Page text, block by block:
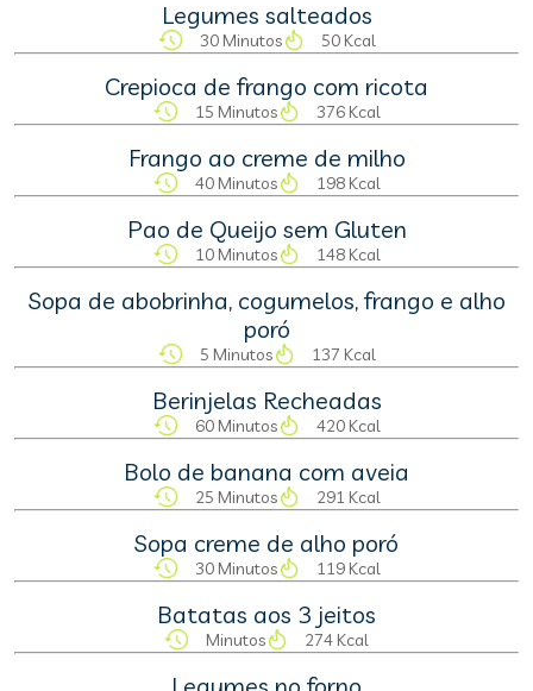
Legumes salteados
30 Minutos 50 Kcal
Crepioca de frango com ricota
15 Minutos 376 Kcal
Frango ao creme de milho
40 Minutos 198 Kcal
Pao de Queijo sem Gluten
10 Minutos 148 Kcal
Sopa de abobrinha, cogumelos, frango e alho
poró
5 Minutos 137 Kcal
Berinjelas Recheadas
60 Minutos 420 Kcal
Bolo de banana com aveia
25 Minutos 291 Kcal
Sopa creme de alho poró
30 Minutos 119 Kcal
Batatas aos 3 jeitos
Minutos 274 Kcal